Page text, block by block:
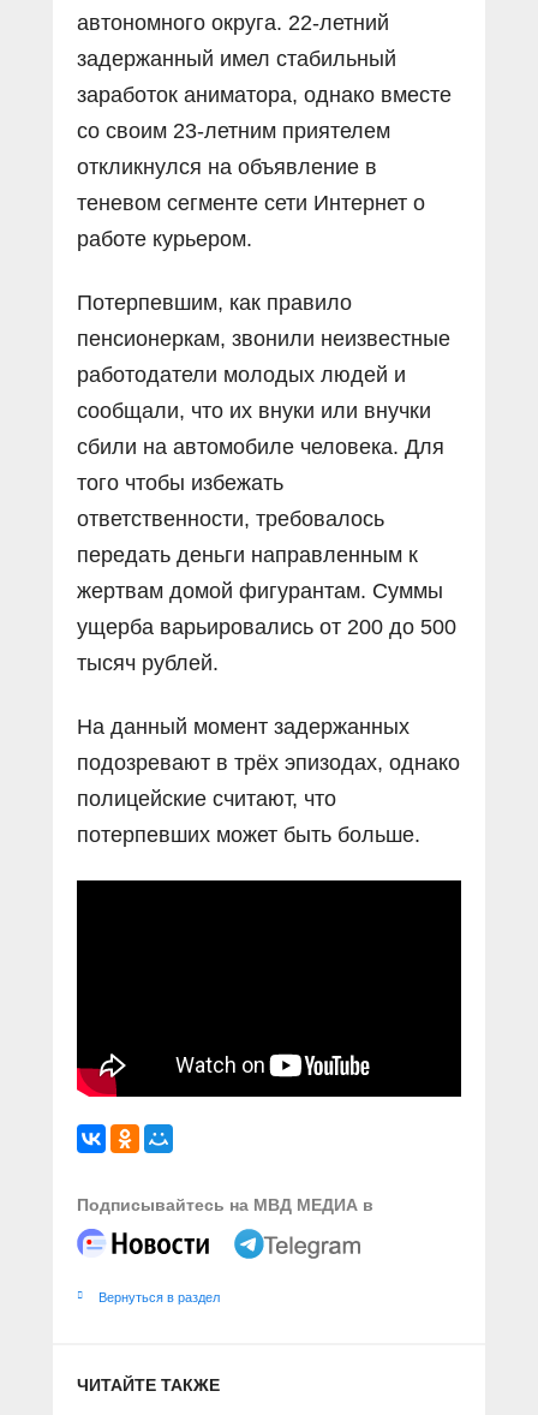
автономного округа. 22-летний
задержанный имел стабильный
заработок аниматора, однако вместе
со своим 23-летним приятелем
откликнулся на объявление в
теневом сегменте сети Интернет о
работе курьером.
Потерпевшим, как правило
пенсионеркам, звонили неизвестные
работодатели молодых людей и
сообщали, что их внуки или внучки
сбили на автомобиле человека. Для
того чтобы избежать
ответственности, требовалось
передать деньги направленным к
жертвам домой фигурантам. Суммы
ущерба варьировались от 200 до 500
тысяч рублей.
На данный момент задержанных
подозревают в трёх эпизодах, однако
полицейские считают, что
потерпевших может быть больше.
Подписывайтесь на МВД МЕДИА в
Вернуться в раздел
ЧИТАЙТЕ ТАКЖЕ